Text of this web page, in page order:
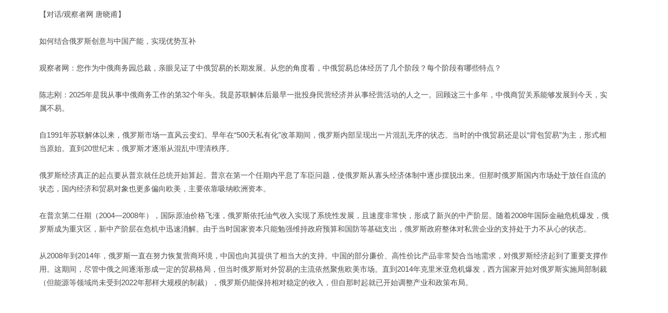
【对话/观察者网 唐晓甫】
如何结合俄罗斯创意与中国产能，实现优势互补
观察者网：您作为中俄商务园总裁，亲眼见证了中俄贸易的长期发展。从您的角度看，中俄贸易总体经历了几个阶段？每个阶段有哪些特点？
陈志刚：2025年是我从事中俄商务工作的第32个年头。我是苏联解体后最早一批投身民营经济并从事经营活动的人之一。回顾这三十多年，中俄商贸关系能够发展到今天，实
属不易。
自1991年苏联解体以来，俄罗斯市场一直风云变幻。早年在“500天私有化”改革期间，俄罗斯内部呈现出一片混乱无序的状态。当时的中俄贸易还是以“背包贸易”为主，形式相
当原始。直到20世纪末，俄罗斯才逐渐从混乱中理清秩序。
俄罗斯经济真正的起点要从普京就任总统开始算起。普京在第一个任期内平息了车臣问题，使俄罗斯从寡头经济体制中逐步摆脱出来。但那时俄罗斯国内市场处于放任自流的
状态，国内经济和贸易对象也更多偏向欧美，主要依靠吸纳欧洲资本。
在普京第二任期（2004—2008年），国际原油价格飞涨，俄罗斯依托油气收入实现了系统性发展，且速度非常快，形成了新兴的中产阶层。随着2008年国际金融危机爆发，俄
罗斯成为重灾区，新中产阶层在危机中迅速消解。由于当时国家资本只能勉强维持政府预算和国防等基础支出，俄罗斯政府整体对私营企业的支持处于力不从心的状态。
从2008年到2014年，俄罗斯一直在努力恢复营商环境，中国也向其提供了相当大的支持。中国的部分廉价、高性价比产品非常契合当地需求，对俄罗斯经济起到了重要支撑作
用。这期间，尽管中俄之间逐渐形成一定的贸易格局，但当时俄罗斯对外贸易的主流依然聚焦欧美市场。直到2014年克里米亚危机爆发，西方国家开始对俄罗斯实施局部制裁
（但能源等领域尚未受到2022年那样大规模的制裁），俄罗斯仍能保持相对稳定的收入，但自那时起就已开始调整产业和政策布局。